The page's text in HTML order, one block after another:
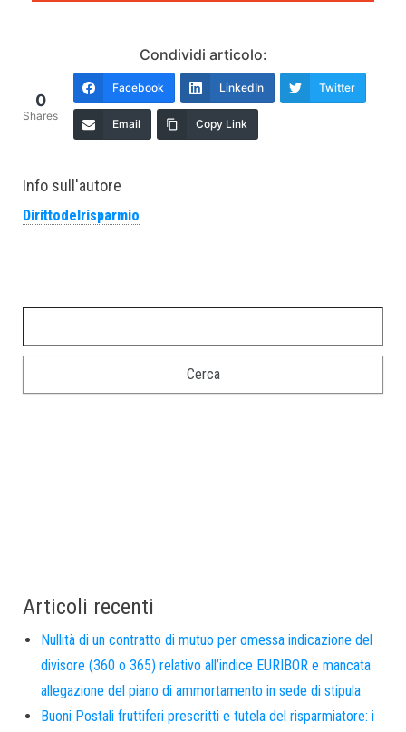
Condividi articolo:
0
Shares
Facebook LinkedIn Twitter
Email Copy Link
Info sull'autore
Dirittodelrisparmio
Articoli recenti
Nullità di un contratto di mutuo per omessa indicazione del
divisore (360 o 365) relativo all’indice EURIBOR e mancata
allegazione del piano di ammortamento in sede di stipula
Buoni Postali fruttiferi prescritti e tutela del risparmiatore: i